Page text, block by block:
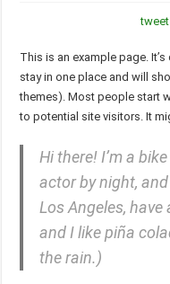
Tầm nhìn của Charles
tweet
This is an example page.
stay in one place and will
themes). Most people start
to potential site visitors. It
Hi there! I’m a
actor by night,
Los Angeles,
and I like piña
the rain.)